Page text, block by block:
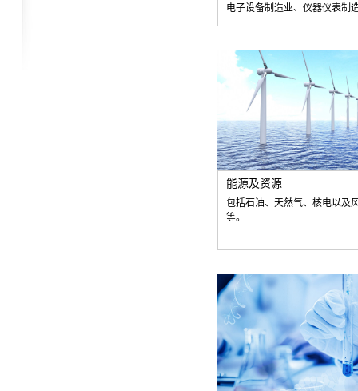
电子设备制造业、仪器仪表制
能源及资源
包括石油、天然气、核电以及
等。